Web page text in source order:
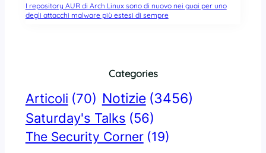
I repository AUR di Arch Linux sono di nuovo nei guai per uno
degli attacchi malware più estesi di sempre
Categories
Articoli (70) Notizie (3456)
Saturday's Talks (56)
The Security Corner (19)